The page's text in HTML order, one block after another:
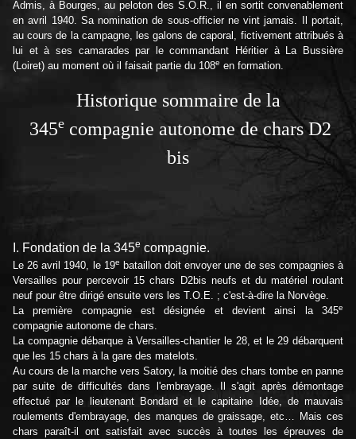
Admis, à Bourges, au peloton des S.O.R., il en sortit convenablement
en avril 1940. Sa nomination de sous-officier ne vint jamais. Il portait,
au cours de la campagne, les galons de caporal, fictivement attribués à
lui et à ses camarades par le commandant Héritier à La Bussière
(Loiret) au moment où il faisait partie du 108e en formation.
Historique sommaire de la
345e compagnie autonome de chars D2
bis
I. Fondation de la 345e compagnie.
Le 26 avril 1940, le 19e
bataillon doit envoyer une de ses compagnies à
Versailles pour percevoir 15 chars D2bis neufs et du matériel roulant
neuf pour être dirigé ensuite vers les T.O.E. ; c'est-à-dire la Norvège.
La première compagnie est désignée et devient ainsi la 345e
compagnie autonome de chars.
La compagnie débarque à Versailles-chantier le 28, et le 29 débarquent
que les 15 chars à la gare des matelots.
Au cours de la marche vers Satory, la moitié des chars tombe en panne
par suite de difficultés dans l'embrayage. Il s'agit après démontage
effectué par le lieutenant Bondard et le capitaine Idée, de mauvais
roulements d'embrayage, des manques de graissage, etc… Mais ces
chars paraît-il ont satisfait avec succès à toutes les épreuves de